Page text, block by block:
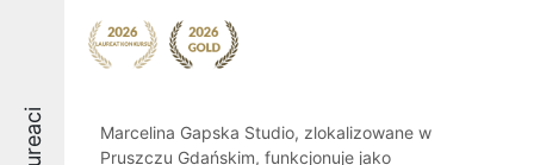
Marcelina Gapska Studio, zlokalizowane w
Pruszczu Gdańskim, funkcjonuje jako